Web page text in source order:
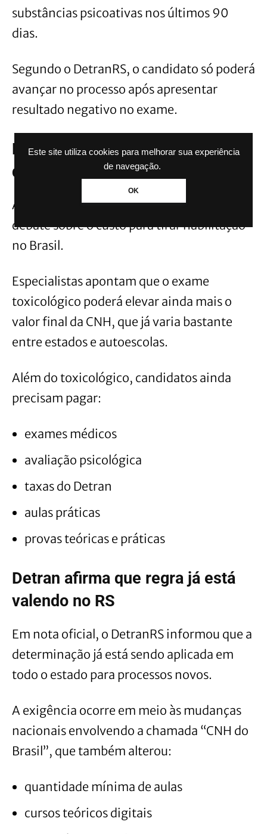
Este site utiliza cookies para melhorar sua experiência
de navegação.
OK
substâncias psicoativas nos últimos 90
dias.
Segundo o DetranRS, o candidato só poderá
avançar no processo após apresentar
resultado negativo no exame.
Mudança pode aumentar custo
da CNH
A nova exigência também reacendeu o
debate sobre o custo para tirar habilitação
no Brasil.
Especialistas apontam que o exame
toxicológico poderá elevar ainda mais o
valor final da CNH, que já varia bastante
entre estados e autoescolas.
Além do toxicológico, candidatos ainda
precisam pagar:
exames médicos
avaliação psicológica
taxas do Detran
aulas práticas
provas teóricas e práticas
Detran afirma que regra já está
valendo no RS
Em nota oficial, o DetranRS informou que a
determinação já está sendo aplicada em
todo o estado para processos novos.
A exigência ocorre em meio às mudanças
nacionais envolvendo a chamada “CNH do
Brasil”, que também alterou:
quantidade mínima de aulas
cursos teóricos digitais